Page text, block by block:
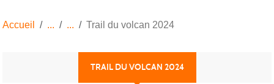
Accueil Trail du volcan 2024
TRAIL DU VOLCAN 2024